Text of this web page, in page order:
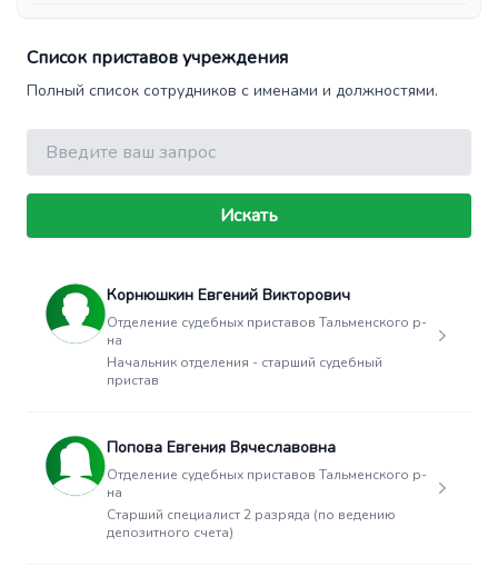
Список приставов учреждения
Полный список сотрудников с именами и должностями.
Поиск
Искать
Корнюшкин Евгений Викторович
Отделение судебных приставов Тальменского р-
на
Начальник отделения - старший судебный
пристав
Попова Евгения Вячеславовна
Отделение судебных приставов Тальменского р-
на
Старший специалист 2 разряда (по ведению
депозитного счета)